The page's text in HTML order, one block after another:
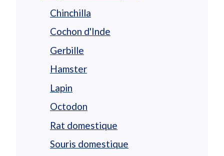
Chinchilla
Cochon d'Inde
Gerbille
Hamster
Lapin
Octodon
Rat domestique
Souris domestique